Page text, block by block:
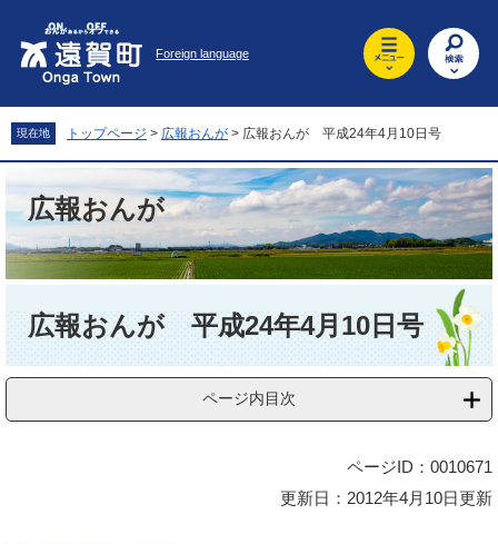
先
頭
を
飛
文
へ
Foreign language
現在地 トップページ > 広報おんが > 広報おんが 平成24年4月10日号
広報おんが
広報おんが 平成24年4月10日号
ページ内目次
ページID：0010671
更新日：2012年4月10日更新